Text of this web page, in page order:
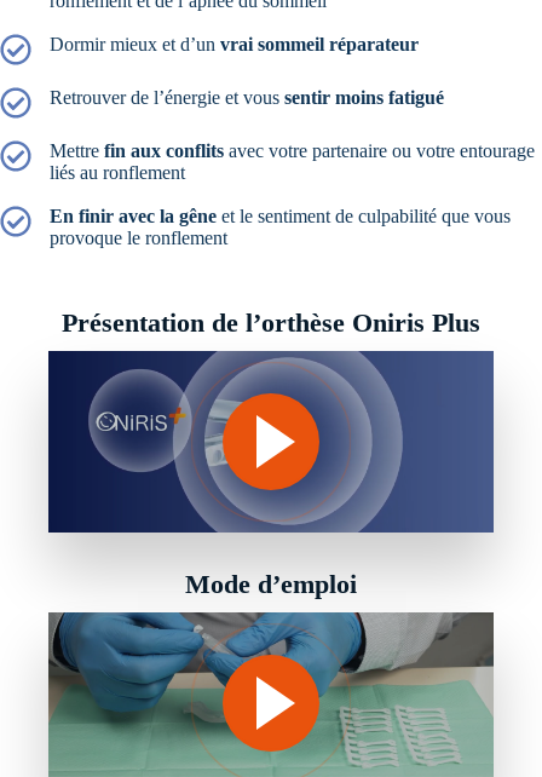
Dormir mieux et d’un vrai sommeil réparateur
Retrouver de l’énergie et vous sentir moins fatigué
Mettre fin aux conflits avec votre partenaire ou votre entourage
liés au ronflement
En finir avec la gêne et le sentiment de culpabilité que vous
provoque le ronflement
Présentation de l’orthèse Oniris Plus
Mode d’emploi